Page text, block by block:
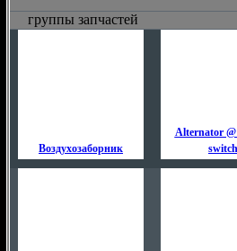
группы запчастей
Воздухозаборник
Alternator
switch